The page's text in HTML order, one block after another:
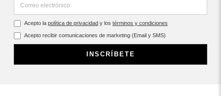
Acepto la política de privacidad y los términos y condiciones
Acepto recibir comunicaciones de marketing (Email y SMS)
INSCRÍBETE